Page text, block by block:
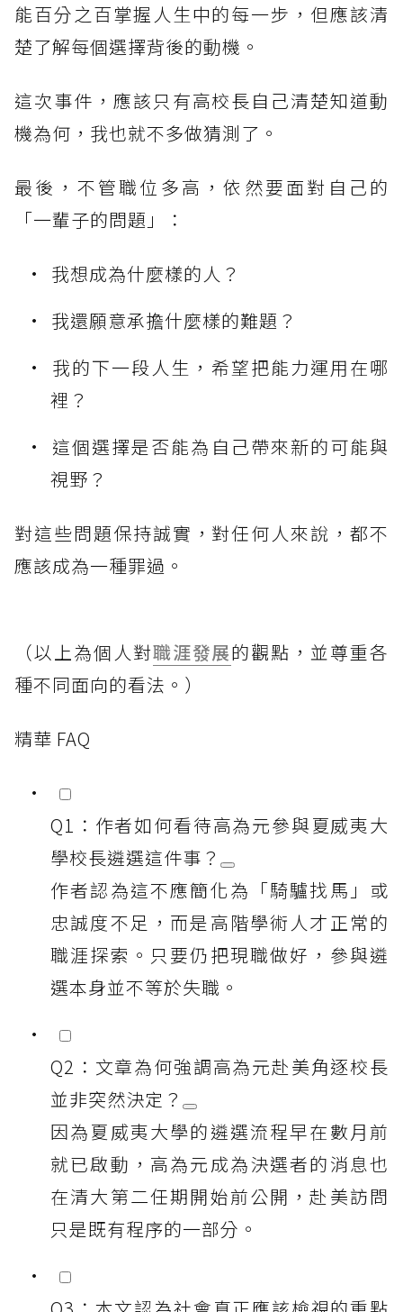
能百分之百掌握人生中的每一步，但應該清
楚了解每個選擇背後的動機。
這次事件，應該只有高校長自己清楚知道動
機為何，我也就不多做猜測了。
最後，不管職位多高，依然要面對自己的
「一輩子的問題」：
我想成為什麼樣的人？
我還願意承擔什麼樣的難題？
我的下一段人生，希望把能力運用在哪
裡？
這個選擇是否能為自己帶來新的可能與
視野？
對這些問題保持誠實，對任何人來說，都不
應該成為一種罪過。
（以上為個人對職涯發展的觀點，並尊重各
種不同面向的看法。）
精華 FAQ
Q1：作者如何看待高為元參與夏威夷大
學校長遴選這件事？
作者認為這不應簡化為「騎驢找馬」或
忠誠度不足，而是高階學術人才正常的
職涯探索。只要仍把現職做好，參與遴
選本身並不等於失職。
Q2：文章為何強調高為元赴美角逐校長
並非突然決定？
因為夏威夷大學的遴選流程早在數月前
就已啟動，高為元成為決選者的消息也
在清大第二任期開始前公開，赴美訪問
只是既有程序的一部分。